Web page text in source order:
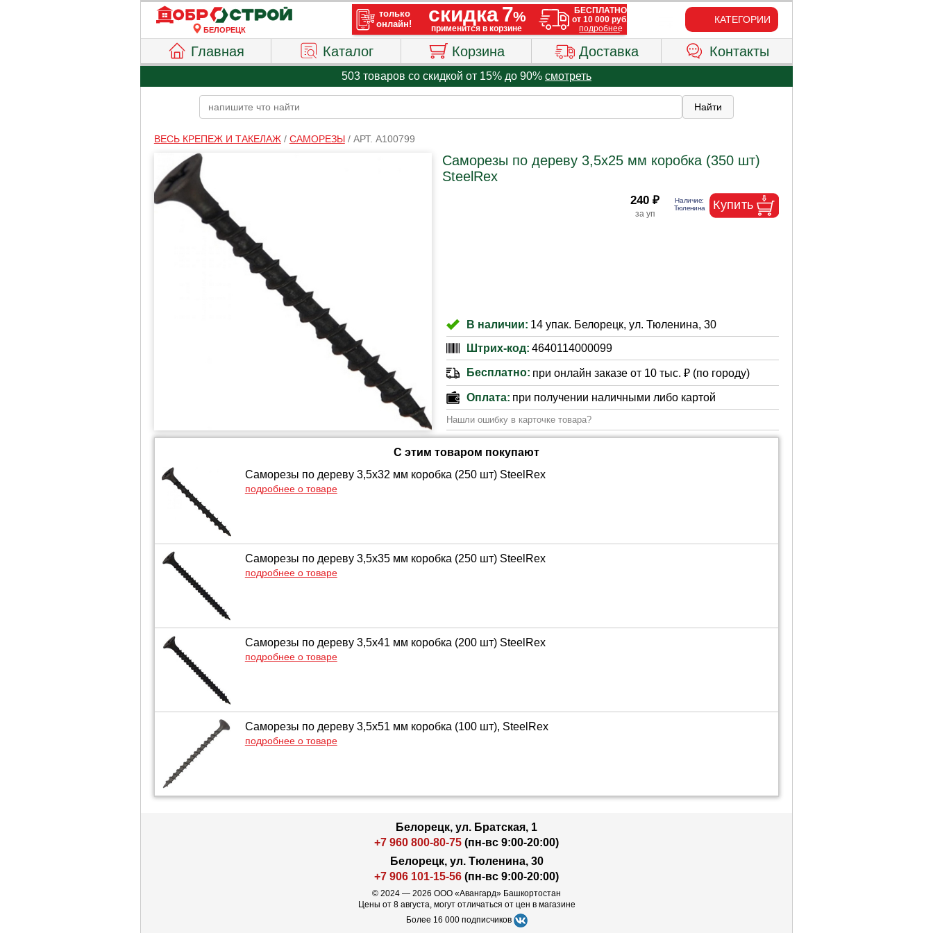
БЕЛОРЕЦК
КАТЕГОРИИ
Главная Каталог Корзина Доставка Контакты
503 товаров со скидкой от 15% до 90% смотреть
ВЕСЬ КРЕПЕЖ И ТАКЕЛАЖ/ САМОРЕЗЫ/ АРТ. A100799
Саморезы по дереву 3,5х25 мм коробка (350 шт)
SteelRex
240 ₽
В наличии: 14 упак. Белорецк, ул. Тюленина, 30
Штрих-код: 4640114000099
Бесплатно: при онлайн заказе от 10 тыс. ₽ (по городу)
Оплата: при получении наличными либо картой
Нашли ошибку в карточке товара?
С этим товаром покупают
Саморезы по дереву 3,5х32 мм коробка (250 шт) SteelRex
подробнее о товаре
Саморезы по дереву 3,5х35 мм коробка (250 шт) SteelRex
подробнее о товаре
Саморезы по дереву 3,5х41 мм коробка (200 шт) SteelRex
подробнее о товаре
Саморезы по дереву 3,5х51 мм коробка (100 шт), SteelRex
подробнее о товаре
Белорецк, ул. Братская, 1
+7 960 800-80-75 (пн-вс 9:00-20:00)
Белорецк, ул. Тюленина, 30
+7 906 101-15-56 (пн-вс 9:00-20:00)
© 2024 — 2026 ООО «Авангард» Башкортостан
Цены от 8 августа, могут отличаться от цен в магазине
Более 16 000 подписчиков